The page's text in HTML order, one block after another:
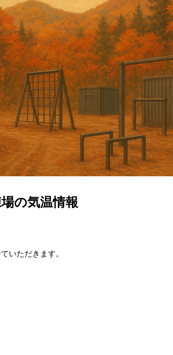
の気温情報
いただきます。